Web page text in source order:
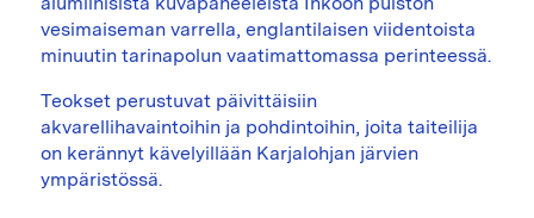
vesimaiseman varrella, englantilaisen viidentoista
minuutin tarinapolun vaatimattomassa perinteessä.
Teokset perustuvat päivittäisiin
akvarellihavaintoihin ja pohdintoihin, joita taiteilija
on kerännyt kävelyillään Karjalohjan järvien
ympäristössä.